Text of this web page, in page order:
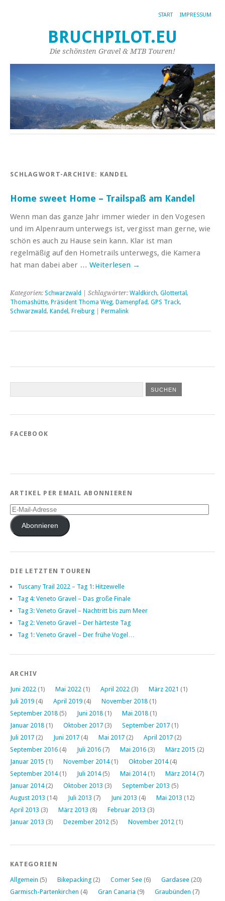
START IMPRESSUM
BRUCHPILOT.EU
Die schönsten Gravel & MTB Touren!
SCHLAGWORT-ARCHIVE: KANDEL
Home sweet Home – Trailspaß am Kandel
Wenn man das ganze Jahr immer wieder in den Vogesen
und im Alpenraum unterwegs ist, vergisst man gerne, wie
schön es auch zu Hause sein kann. Klar ist man
regelmäßig auf den Hometrails unterwegs, die Kamera
hat man dabei aber … Weiterlesen →
Kategorien: Schwarzwald | Schlagwörter: Waldkirch, Glottertal ,
Thomashütte, Präsident Thoma Weg, Damenpfad, GPS Track,
Schwarzwald, Kandel , Freiburg Permalink
FACEBOOK
ARTIKEL PER EMAIL ABONNIEREN
E-
Mail-
AdresseAbonnieren
DIE LETZTEN TOUREN
Tuscany Trail 2022 – Tag 1: Hitzewelle
Tag 4: Veneto Gravel – Das große Finale
Tag 3: Veneto Gravel – Nachtritt bis zum Meer
Tag 2: Veneto Gravel – Der härteste Tag
Tag 1: Veneto Gravel – Der frühe Vogel…
ARCHIV
Juni 2022 (1) Mai 2022 (1) April 2022 (3) März 2021 (1)
Juli 2019 (4) April 2019 (4) November 2018 (1)
September 2018 (5) Juni 2018 (1) Mai 2018 (1)
Januar 2018 (1) Oktober 2017 (3) September 2017 (1)
Juli 2017 (2) Juni 2017 (4) Mai 2017 (2) April 2017 (2)
September 2016 (4) Juli 2016 (7) Mai 2016 (3) März 2015 (2)
Januar 2015 (1) November 2014(1) Oktober 2014(4)
September 2014(1) Juli 2014(5) Mai 2014(1) März 2014(7)
Januar 2014(2) Oktober 2013 (3) September 2013 (5)
August 2013 (14) Juli 2013 (7) Juni 2013 (4) Mai 2013 (12)
April 2013 (3) März 2013 (8) Februar 2013 (3)
Januar 2013 (3) Dezember 2012 (5) November 2012 (1)
KATEGORIEN
Allgemein (5) Bikepacking (2) Comer See (6) Gardasee (20)
Garmisch-Partenkirchen (4) Gran Canaria (9) Graubünden (7)